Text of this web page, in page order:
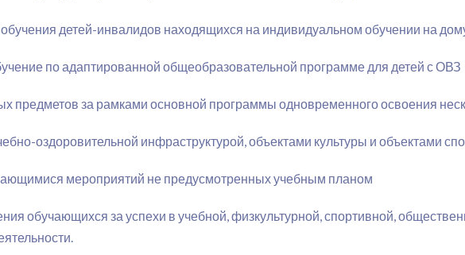
детей-инвалидов находящихся на индивидуальном обучении на
по адаптированной общеобразовательной программе для детей с ОВЗ
предметов за рамками основной программы одновременного освоения
оздоровительной инфраструктурой, объектами культуры и объектами
мероприятий не предусмотренных учебным планом
обучающихся за успехи в учебной, физкультурной, спортивной,